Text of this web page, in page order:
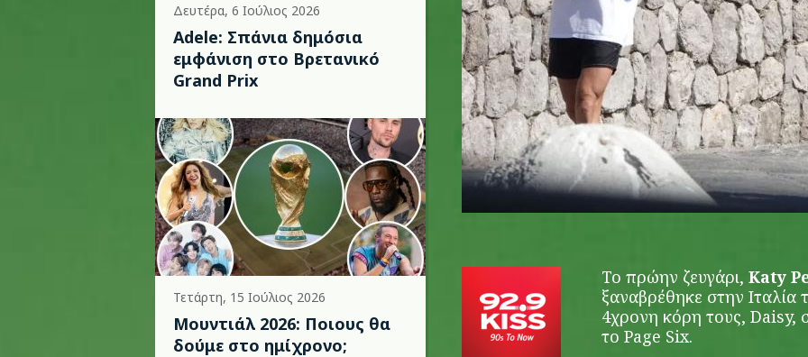
Δευτέρα, 6 Ιούλιος 2026
Adele: Σπάνια δημόσια
εμφάνιση στο Βρετανικό
Grand Prix
Τετάρτη, 15 Ιούλιος 2026
Μουντιάλ 2026: Ποιους θα
δούμε στο ημίχρονο;
Το πρώην ζευγάρι, Katy
ξαναβρέθηκε στην Ιταλία
4χρονη κόρη τους, Daisy,
το Page Six.